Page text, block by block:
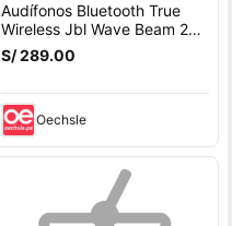
Audífonos Bluetooth True
Wireless Jbl Wave Beam 2
Cancelación De Ruido 40h
Azul
S/ 289.00
Oechsle